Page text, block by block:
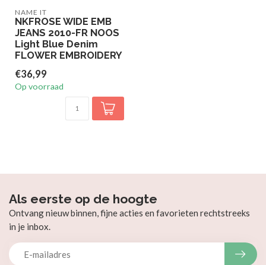
NAME IT
NKFROSE WIDE EMB
JEANS 2010-FR NOOS
Light Blue Denim
FLOWER EMBROIDERY
€36,99
Op voorraad
Als eerste op de hoogte
Ontvang nieuw binnen, fijne acties en favorieten rechtstreeks
in je inbox.